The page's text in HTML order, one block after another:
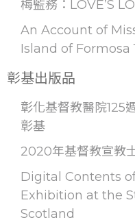
梅監務：LOVE’S
An Account of
Island of Formosa
彰基出版品
彰化基督教醫院125
彰基
2020年基督教宣教
Digital Contents
Exhibition at the
Scotland